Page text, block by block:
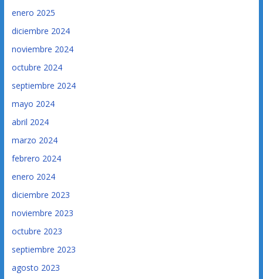
enero 2025
diciembre 2024
noviembre 2024
octubre 2024
septiembre 2024
mayo 2024
abril 2024
marzo 2024
febrero 2024
enero 2024
diciembre 2023
noviembre 2023
octubre 2023
septiembre 2023
agosto 2023